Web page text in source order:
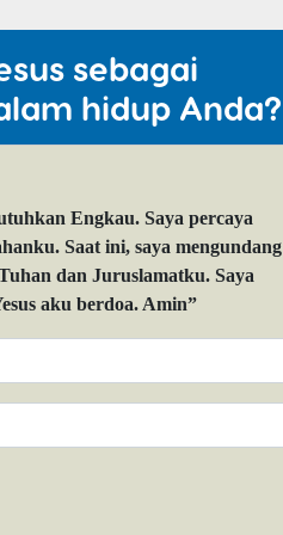
sebagai
hidup Anda?
Engkau. Saya percaya
Saat ini, saya mengundang
dan Juruslamatku. Saya
aku berdoa. Amin”